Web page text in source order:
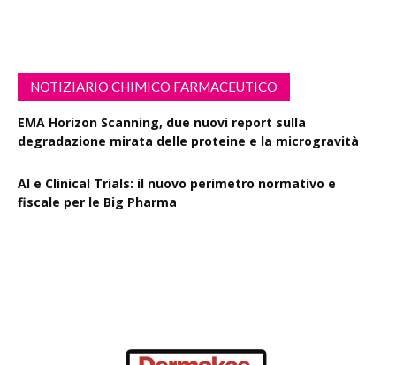
NOTIZIARIO CHIMICO FARMACEUTICO
EMA Horizon Scanning, due nuovi report sulla
degradazione mirata delle proteine e la microgravità
AI e Clinical Trials: il nuovo perimetro normativo e
fiscale per le Big Pharma